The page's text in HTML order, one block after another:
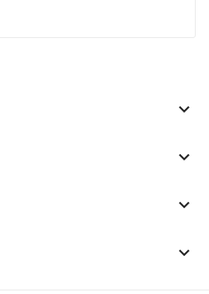
keyboard_arrow_down
keyboard_arrow_down
keyboard_arrow_down
keyboard_arrow_down